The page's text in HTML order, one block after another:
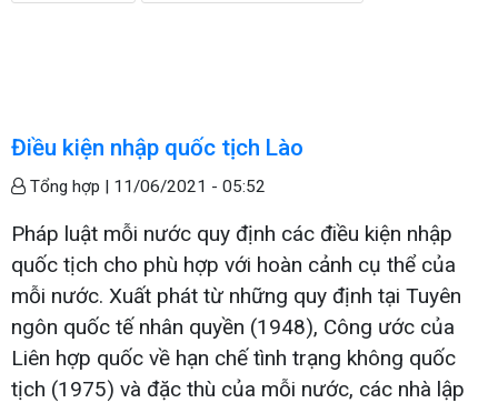
Điều kiện nhập quốc tịch Lào
Tổng hợp | 11/06/2021 - 05:52
Pháp luật mỗi nước quy định các điều kiện nhập
quốc tịch cho phù hợp với hoàn cảnh cụ thể của
mỗi nước. Xuất phát từ những quy định tại Tuyên
ngôn quốc tế nhân quyền (1948), Công ước của
Liên hợp quốc về hạn chế tình trạng không quốc
tịch (1975) và đặc thù của mỗi nước, các nhà lập